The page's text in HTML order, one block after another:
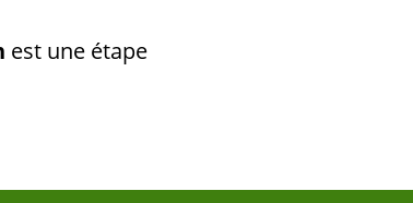
est une étape